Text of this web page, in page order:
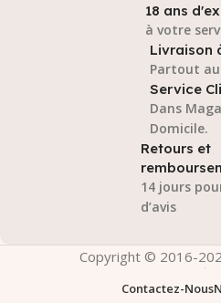
18 ans
à votre
Livraison
Partout
Service
Dans
Domicile.
Retours et
14 jours
d’avis
Copyright © 2016-
Contactez-Nous